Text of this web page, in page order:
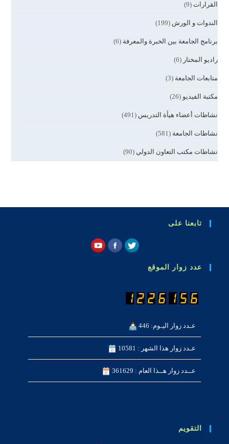
القرارات (9)
الندوات و الورش (199)
برنامج الجامعة بين الخبرة والمعرفة (6)
راديو المختار (6)
متابعات الجامعة (3)
مكتبة الفيديو (26)
نشاطات أعضاء هيأة التدريس (491)
نشاطات الجامعة (581)
نشاطات مكتب التعاون الدولي (90)
تابعنا على
عدد زوار الموقع
عـدد زوار اليـوم: 446
عـدد زوار هذا الشهر : 10581
عــدد زوار هــذا العام : 361629
التقويم